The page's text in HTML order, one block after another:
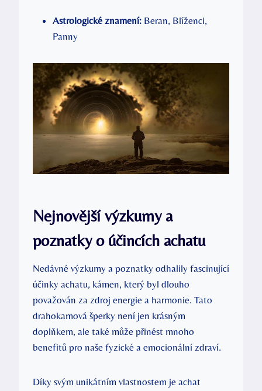
Astrologické znamení: Beran, Blíženci,
Panny
Nejnovější výzkumy a
poznatky o účincích achatu
Nedávné výzkumy a poznatky odhalily fascinující
účinky achatu, kámen, který byl dlouho
považován za zdroj energie a harmonie. Tato
drahokamová šperky není jen krásným
doplňkem, ale také může přinést mnoho
benefitů pro naše fyzické a emocionální zdraví.
Díky svým unikátním vlastnostem je achat